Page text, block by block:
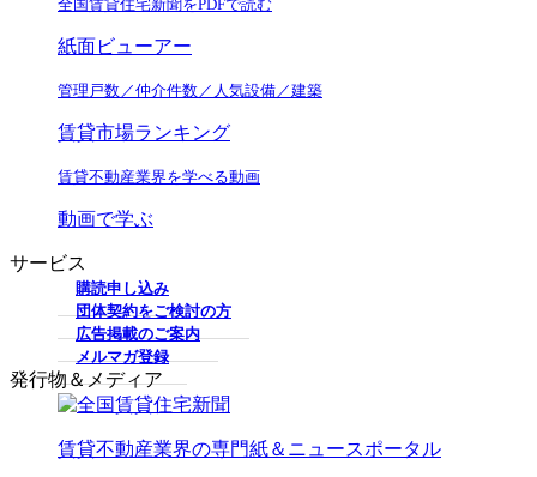
全国賃貸住宅新聞をPDFで読む
紙面ビューアー
管理戸数／仲介件数／人気設備／建築
賃貸市場ランキング
賃貸不動産業界を学べる動画
動画で学ぶ
サービス
購読申し込み
団体契約をご検討の方
広告掲載のご案内
メルマガ登録
発行物＆メディア
賃貸不動産業界の専門紙＆ニュースポータル